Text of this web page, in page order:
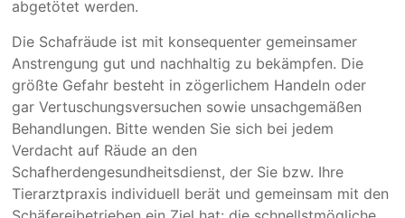
abgetötet werden.
Die Schafräude ist mit konsequenter gemeinsamer
Anstrengung gut und nachhaltig zu bekämpfen. Die
größte Gefahr besteht in zögerlichem Handeln oder
gar Vertuschungsversuchen sowie unsachgemäßen
Behandlungen. Bitte wenden Sie sich bei jedem
Verdacht auf Räude an den
Schafherdengesundheitsdienst, der Sie bzw. Ihre
Tierarztpraxis individuell berät und gemeinsam mit den